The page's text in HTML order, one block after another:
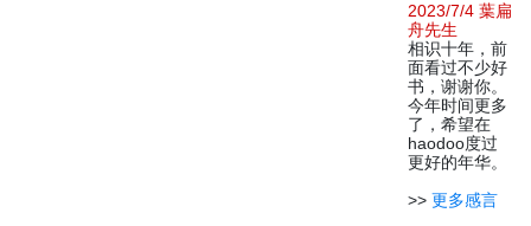
2023/7/4 葉扁
舟先生
相识十年，前
面看过不少好
书，谢谢你。
今年时间更多
了，希望在
haodoo度过
更好的年华。
>> 更多感言